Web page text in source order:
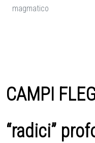
magmatico
CAMPI
“radici”